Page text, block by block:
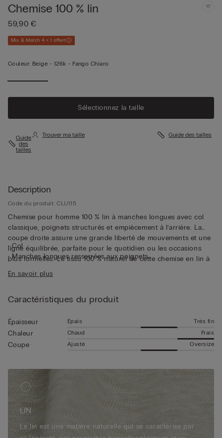
Chemise 100 % lin
59,90 €
Mix & Match 4 + 1 offert
Couleur: Beige - 126k - Fango Chiaro
Sélectionnez la taille
Guide
des
tailles
Trouver ma taille Guide des tailles
Description
Code du produit: CLU115
Chemise pour homme 100 % lin à manches longues avec col
classique, poignets structurés et empiècement à l’arrière. La
coupe droite assure une grande liberté de mouvements et une
ligne équilibrée, parfaite pour le quotidien ou les occasions
plus formelles. Le tissu 100 % naturel de cette chemise en lin à
manches longues la rend très respirante et thermorégulatrice,
parfaite à porter sous des vestes légères ou sur des t-shirts
• Col
• Manches longues resserrées aux poignets
• Le mannequin mesure 1,85 m et porte une taille L
En savoir plus
Caractéristiques du produit
Épaisseur Épais Très fin
Chaleur Chaud Frais
Coupe Ajusté Oversize
LIN
Le lin est une matière naturelle qui se caractérise par